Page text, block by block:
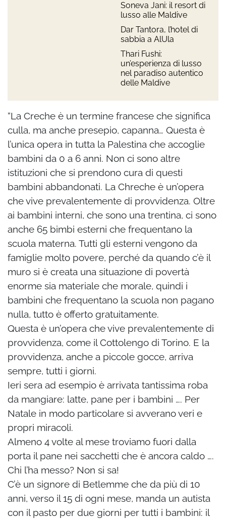
Soneva Jani: il resort di
lusso alle Maldive
Dar Tantora, l’hotel di
sabbia a AlUla
Thari Fushi:
un’esperienza di lusso
nel paradiso autentico
delle Maldive
“La Creche è un termine francese che significa
culla, ma anche presepio, capanna… Questa è
l’unica opera in tutta la Palestina che accoglie
bambini da 0 a 6 anni. Non ci sono altre
istituzioni che si prendono cura di questi
bambini abbandonati. La Chreche è un’opera
che vive prevalentemente di provvidenza. Oltre
ai bambini interni, che sono una trentina, ci sono
anche 65 bimbi esterni che frequentano la
scuola materna. Tutti gli esterni vengono da
famiglie molto povere, perché da quando c’è il
muro si è creata una situazione di povertà
enorme sia materiale che morale, quindi i
bambini che frequentano la scuola non pagano
nulla, tutto è offerto gratuitamente.
Questa è un’opera che vive prevalentemente di
provvidenza, come il Cottolengo di Torino. E la
provvidenza, anche a piccole gocce, arriva
sempre, tutti i giorni.
Ieri sera ad esempio è arrivata tantissima roba
da mangiare: latte, pane per i bambini …. Per
Natale in modo particolare si avverano veri e
propri miracoli.
Almeno 4 volte al mese troviamo fuori dalla
porta il pane nei sacchetti che è ancora caldo ….
Chi l’ha messo? Non si sa!
C’è un signore di Betlemme che da più di 10
anni, verso il 15 di ogni mese, manda un autista
con il pasto per due giorni per tutti i bambini: il